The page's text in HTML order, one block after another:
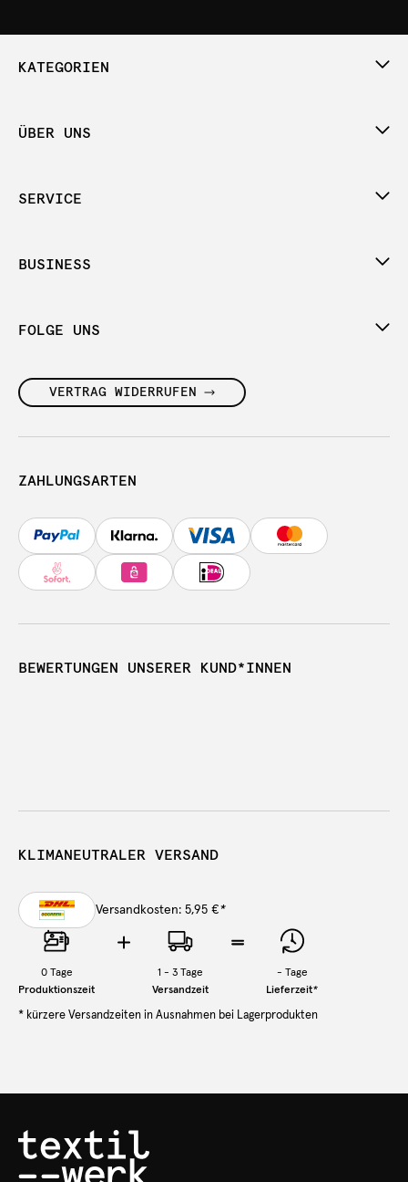
KATEGORIEN
ÜBER UNS
SERVICE
BUSINESS
FOLGE UNS
VERTRAG WIDERRUFEN
ZAHLUNGSARTEN
BEWERTUNGEN UNSERER KUND*INNEN
KLIMANEUTRALER VERSAND
Versandkosten: 5,95 €*
0Tage
Produktionszeit
1 - 3 Tage
Versandzeit
- Tage
Lieferzeit*
* kürzere Versandzeiten in Ausnahmen bei Lagerprodukten